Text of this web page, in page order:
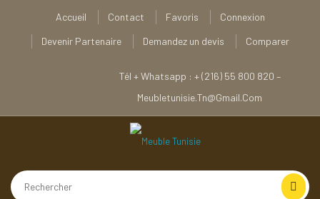
Accueil Contact Favoris
Connexion
Devenir Partenaire
Demandez un devis Comparer
Tél + Whatsapp : + (216) 55 800 820 –
Meubletunisie.tn@gmail.com